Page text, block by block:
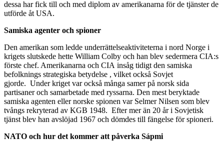
dessa har fick till och med diplom av amerikanarna för de tjänster de
utförde åt USA.
Samiska agenter och spioner
Den amerikan som ledde underrättelseaktiviteterna i nord Norge i
krigets slutskede hette William Colby och han blev sedermera CIA:s
förste chef. Amerikanarna och CIA insåg tidigt den samiska
befolknings strategiska betydelse , vilket också Sovjet
gjorde. Under kriget var också många samer på norsk sida
partisaner och samarbetade med ryssarna. Den mest beryktade
samiska agenten eller norske spionen var Selmer Nilsen som blev
tvångs rekryterad av KGB 1948. Efter mer än 20 år i Sovjetisk
tjänst blev han avslöjad 1967 och dömdes till fängelse för spioneri.
NATO och hur det kommer att påverka Sápmi